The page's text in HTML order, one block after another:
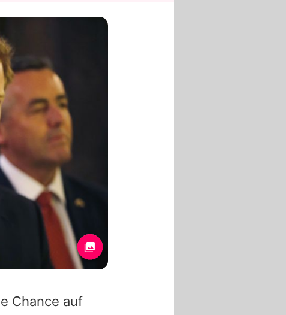
Chance auf